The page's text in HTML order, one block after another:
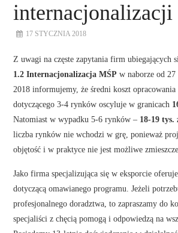
KONTAKT
internacjonalizacji
17 STYCZNIA 2018
Z uwagi na częste zapytania firm ubiegających
1.2 Internacjonalizacja MŚP w naborze od
2018 informujemy, że średni koszt
dotyczącego 3-4 rynków oscyluje w granicach
Natomiast w wypadku 5-6 rynków – 18-19 tys.
liczba rynków nie wchodzi w grę, ponieważ
objętość i w praktyce nie jest możliwe
Jako firma specjalizująca się w eksporcie
dotyczącą omawianego programu. Jeżeli
profesjonalnego doradztwa, to zapraszamy do
specjaliści z chęcią pomogą i odpowiedzą na